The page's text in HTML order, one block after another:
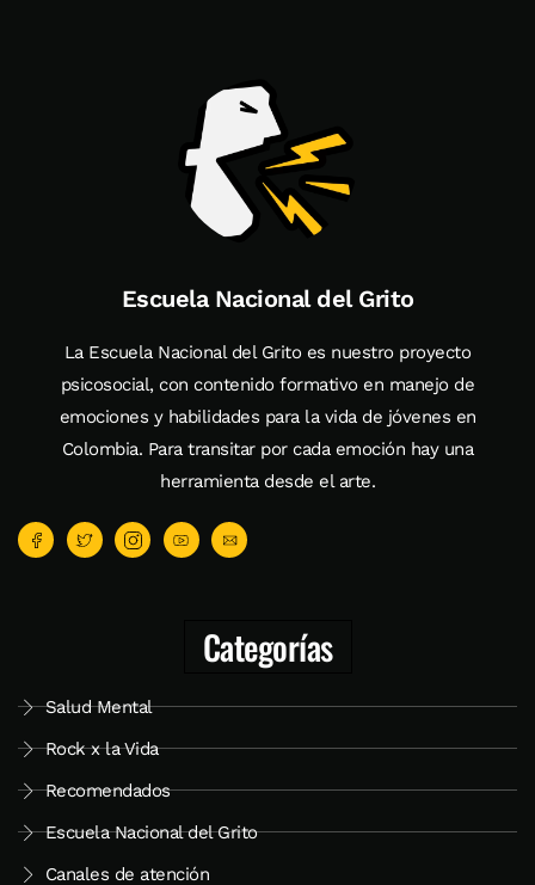
Escuela Nacional del Grito
La Escuela Nacional del Grito es nuestro proyecto
psicosocial, con contenido formativo en manejo de
emociones y habilidades para la vida de jóvenes en
Colombia. Para transitar por cada emoción hay una
herramienta desde el arte.
Categorías
Salud Mental
Rock x la Vida
Recomendados
Escuela Nacional del Grito
Canales de atención